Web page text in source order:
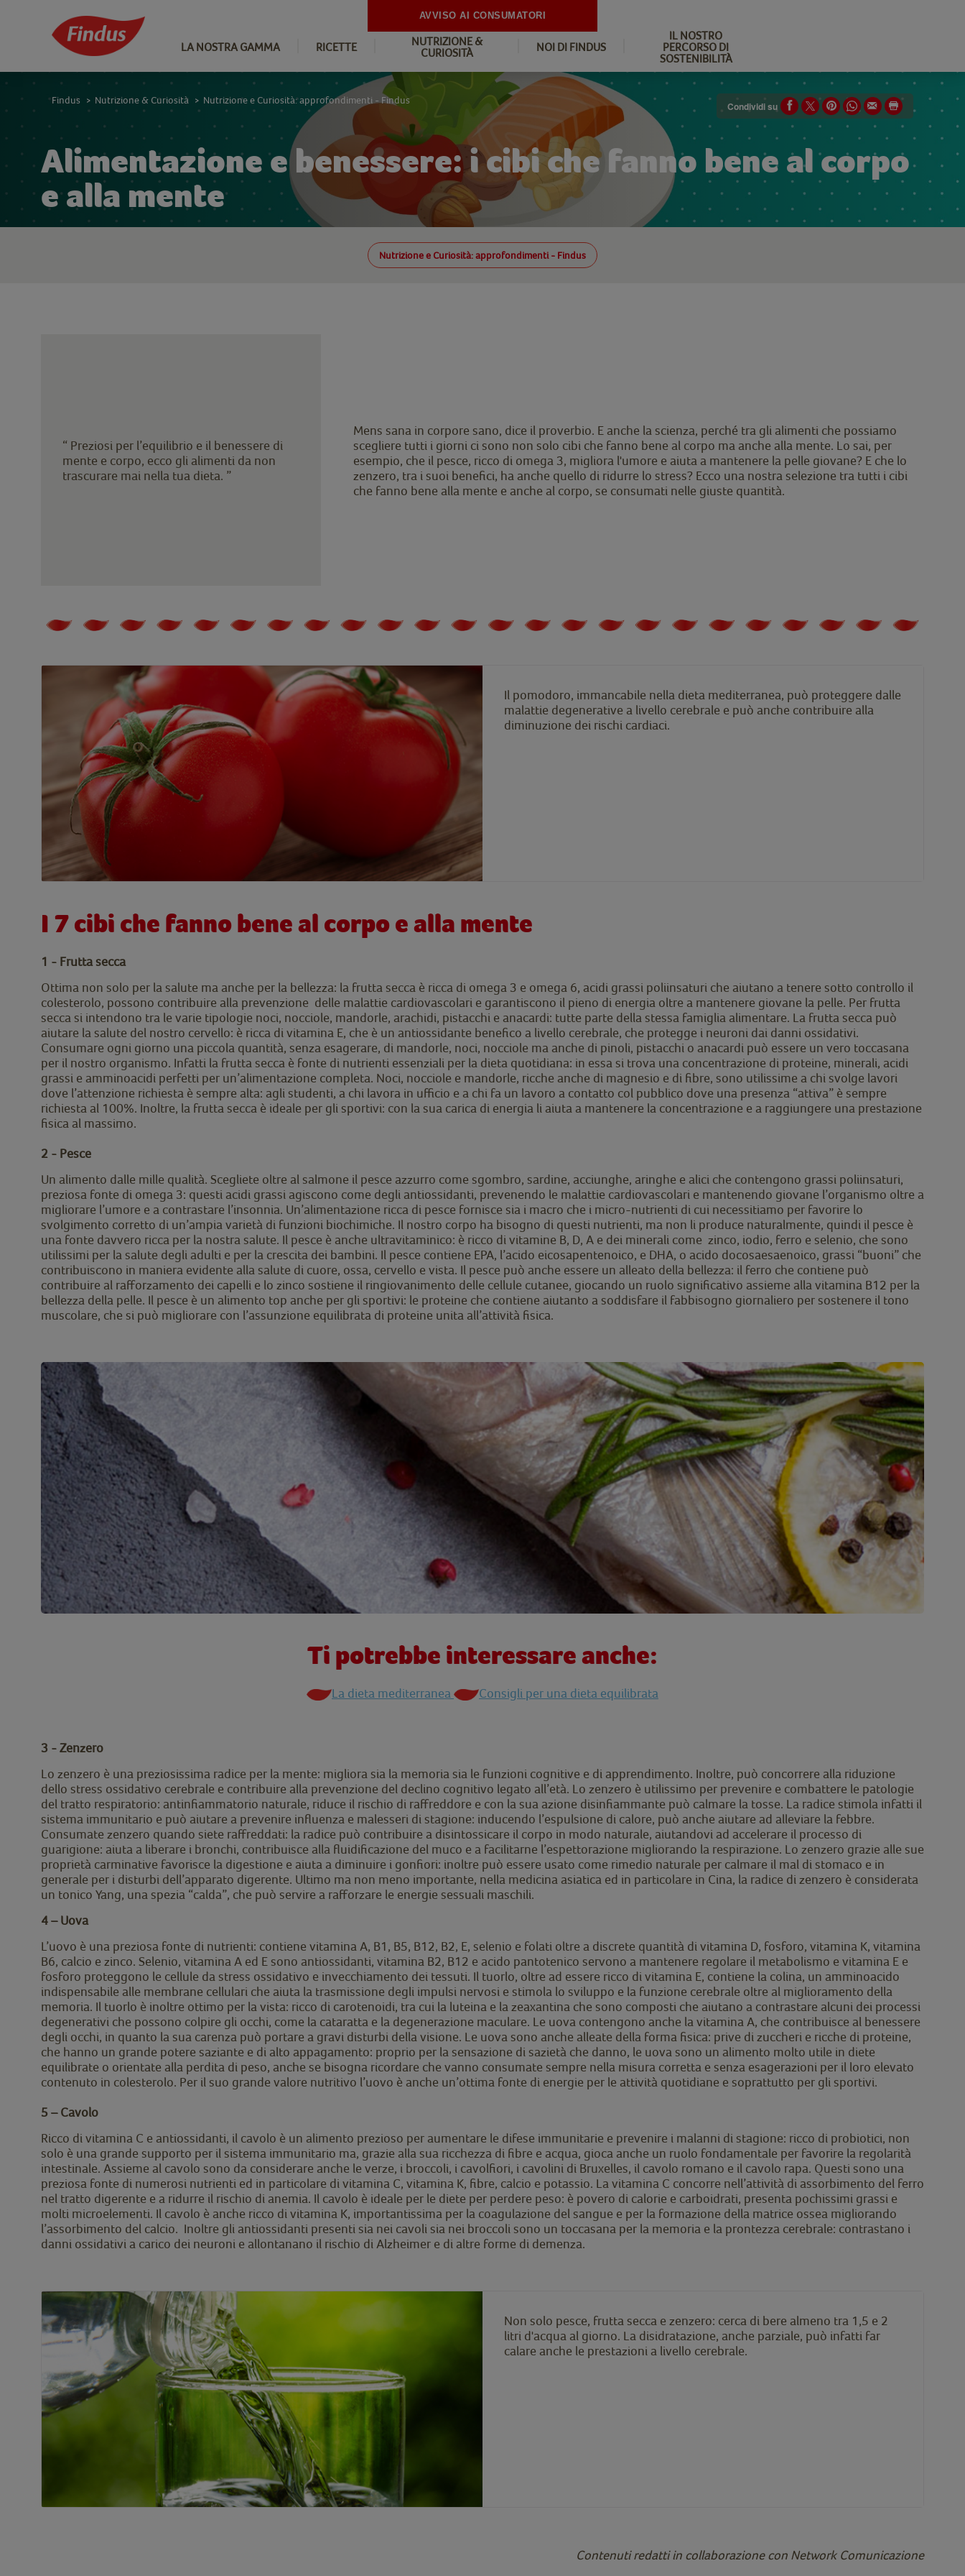
LA NOSTRA GAMMA RICETTE
NUTRIZIONE &
CURIOSITÀ
NOI DI FINDUS
IL NOSTRO
PERCORSO DI
SOSTENIBILITÀ
Alimentazione e benessere: i cibi che fanno bene al corpo
e alla mente
Nutrizione e Curiosità: approfondimenti - Findus
Findus > Nutrizione & Curiosità > Nutrizione e Curiosità: approfondimenti - Findus Condividi su
“ Preziosi per l’equilibrio e il benessere di
mente e corpo, ecco gli alimenti da non
trascurare mai nella tua dieta. ”
Mens sana in corpore sano, dice il proverbio. E anche la scienza, perché tra gli alimenti che possiamo
scegliere tutti i giorni ci sono non solo cibi che fanno bene al corpo ma anche alla mente. Lo sai, per
esempio, che il pesce, ricco di omega 3, migliora l'umore e aiuta a mantenere la pelle giovane? E che lo
zenzero, tra i suoi benefici, ha anche quello di ridurre lo stress? Ecco una nostra selezione tra tutti i cibi
che fanno bene alla mente e anche al corpo, se consumati nelle giuste quantità.
Il pomodoro, immancabile nella dieta mediterranea, può proteggere dalle
malattie degenerative a livello cerebrale e può anche contribuire alla
diminuzione dei rischi cardiaci.
I 7 cibi che fanno bene al corpo e alla mente
1 - Frutta secca
Ottima non solo per la salute ma anche per la bellezza: la frutta secca è ricca di omega 3 e omega 6, acidi grassi poliinsaturi che aiutano a tenere sotto controllo il
colesterolo, possono contribuire alla prevenzione delle malattie cardiovascolari e garantiscono il pieno di energia oltre a mantenere giovane la pelle. Per frutta
secca si intendono tra le varie tipologie noci, nocciole, mandorle, arachidi, pistacchi e anacardi: tutte parte della stessa famiglia alimentare. La frutta secca può
aiutare la salute del nostro cervello: è ricca di vitamina E, che è un antiossidante benefico a livello cerebrale, che protegge i neuroni dai danni ossidativi.
Consumare ogni giorno una piccola quantità, senza esagerare, di mandorle, noci, nocciole ma anche di pinoli, pistacchi o anacardi può essere un vero toccasana
per il nostro organismo. Infatti la frutta secca è fonte di nutrienti essenziali per la dieta quotidiana: in essa si trova una concentrazione di proteine, minerali, acidi
grassi e amminoacidi perfetti per un’alimentazione completa. Noci, nocciole e mandorle, ricche anche di magnesio e di fibre, sono utilissime a chi svolge lavori
dove l’attenzione richiesta è sempre alta: agli studenti, a chi lavora in ufficio e a chi fa un lavoro a contatto col pubblico dove una presenza “attiva” è sempre
richiesta al 100%. Inoltre, la frutta secca è ideale per gli sportivi: con la sua carica di energia li aiuta a mantenere la concentrazione e a raggiungere una prestazione
fisica al massimo.
2 - Pesce
Un alimento dalle mille qualità. Scegliete oltre al salmone il pesce azzurro come sgombro, sardine, acciunghe, aringhe e alici che contengono grassi poliinsaturi,
preziosa fonte di omega 3: questi acidi grassi agiscono come degli antiossidanti, prevenendo le malattie cardiovascolari e mantenendo giovane l’organismo oltre a
migliorare l’umore e a contrastare l’insonnia. Un’alimentazione ricca di pesce fornisce sia i macro che i micro-nutrienti di cui necessitiamo per favorire lo
svolgimento corretto di un’ampia varietà di funzioni biochimiche. Il nostro corpo ha bisogno di questi nutrienti, ma non li produce naturalmente, quindi il pesce è
una fonte davvero ricca per la nostra salute. Il pesce è anche ultravitaminico: è ricco di vitamine B, D, A e dei minerali come zinco, iodio, ferro e selenio, che sono
utilissimi per la salute degli adulti e per la crescita dei bambini. Il pesce contiene EPA, l’acido eicosapentenoico, e DHA, o acido docosaesaenoico, grassi “buoni” che
contribuiscono in maniera evidente alla salute di cuore, ossa, cervello e vista. Il pesce può anche essere un alleato della bellezza: il ferro che contiene può
contribuire al rafforzamento dei capelli e lo zinco sostiene il ringiovanimento delle cellule cutanee, giocando un ruolo significativo assieme alla vitamina B12 per la
bellezza della pelle. Il pesce è un alimento top anche per gli sportivi: le proteine che contiene aiutanto a soddisfare il fabbisogno giornaliero per sostenere il tono
muscolare, che si può migliorare con l’assunzione equilibrata di proteine unita all’attività fisica.
Ti potrebbe interessare anche:
La dieta mediterranea Consigli per una dieta equilibrata
3 - Zenzero
Lo zenzero è una preziosissima radice per la mente: migliora sia la memoria sia le funzioni cognitive e di apprendimento. Inoltre, può concorrere alla riduzione
dello stress ossidativo cerebrale e contribuire alla prevenzione del declino cognitivo legato all’età. Lo zenzero è utilissimo per prevenire e combattere le patologie
del tratto respiratorio: antinfiammatorio naturale, riduce il rischio di raffreddore e con la sua azione disinfiammante può calmare la tosse. La radice stimola infatti il
sistema immunitario e può aiutare a prevenire influenza e malesseri di stagione: inducendo l’espulsione di calore, può anche aiutare ad alleviare la febbre.
Consumate zenzero quando siete raffreddati: la radice può contribuire a disintossicare il corpo in modo naturale, aiutandovi ad accelerare il processo di
guarigione: aiuta a liberare i bronchi, contribuisce alla fluidificazione del muco e a facilitarne l’espettorazione migliorando la respirazione. Lo zenzero grazie alle sue
proprietà carminative favorisce la digestione e aiuta a diminuire i gonfiori: inoltre può essere usato come rimedio naturale per calmare il mal di stomaco e in
generale per i disturbi dell’apparato digerente. Ultimo ma non meno importante, nella medicina asiatica ed in particolare in Cina, la radice di zenzero è considerata
un tonico Yang, una spezia “calda”, che può servire a rafforzare le energie sessuali maschili.
4 – Uova
L’uovo è una preziosa fonte di nutrienti: contiene vitamina A, B1, B5, B12, B2, E, selenio e folati oltre a discrete quantità di vitamina D, fosforo, vitamina K, vitamina
B6, calcio e zinco. Selenio, vitamina A ed E sono antiossidanti, vitamina B2, B12 e acido pantotenico servono a mantenere regolare il metabolismo e vitamina E e
fosforo proteggono le cellule da stress ossidativo e invecchiamento dei tessuti. Il tuorlo, oltre ad essere ricco di vitamina E, contiene la colina, un amminoacido
indispensabile alle membrane cellulari che aiuta la trasmissione degli impulsi nervosi e stimola lo sviluppo e la funzione cerebrale oltre al miglioramento della
memoria. Il tuorlo è inoltre ottimo per la vista: ricco di carotenoidi, tra cui la luteina e la zeaxantina che sono composti che aiutano a contrastare alcuni dei processi
degenerativi che possono colpire gli occhi, come la cataratta e la degenerazione maculare. Le uova contengono anche la vitamina A, che contribuisce al benessere
degli occhi, in quanto la sua carenza può portare a gravi disturbi della visione. Le uova sono anche alleate della forma fisica: prive di zuccheri e ricche di proteine,
che hanno un grande potere saziante e di alto appagamento: proprio per la sensazione di sazietà che danno, le uova sono un alimento molto utile in diete
equilibrate o orientate alla perdita di peso, anche se bisogna ricordare che vanno consumate sempre nella misura corretta e senza esagerazioni per il loro elevato
contenuto in colesterolo. Per il suo grande valore nutritivo l’uovo è anche un’ottima fonte di energie per le attività quotidiane e soprattutto per gli sportivi.
5 – Cavolo
Ricco di vitamina C e antiossidanti, il cavolo è un alimento prezioso per aumentare le difese immunitarie e prevenire i malanni di stagione: ricco di probiotici, non
solo è una grande supporto per il sistema immunitario ma, grazie alla sua ricchezza di fibre e acqua, gioca anche un ruolo fondamentale per favorire la regolarità
intestinale. Assieme al cavolo sono da considerare anche le verze, i broccoli, i cavolfiori, i cavolini di Bruxelles, il cavolo romano e il cavolo rapa. Questi sono una
preziosa fonte di numerosi nutrienti ed in particolare di vitamina C, vitamina K, fibre, calcio e potassio. La vitamina C concorre nell’attività di assorbimento del ferro
nel tratto digerente e a ridurre il rischio di anemia. Il cavolo è ideale per le diete per perdere peso: è povero di calorie e carboidrati, presenta pochissimi grassi e
molti microelementi. Il cavolo è anche ricco di vitamina K, importantissima per la coagulazione del sangue e per la formazione della matrice ossea migliorando
l’assorbimento del calcio. Inoltre gli antiossidanti presenti sia nei cavoli sia nei broccoli sono un toccasana per la memoria e la prontezza cerebrale: contrastano i
danni ossidativi a carico dei neuroni e allontanano il rischio di Alzheimer e di altre forme di demenza.
Non solo pesce, frutta secca e zenzero: cerca di bere almeno tra 1,5 e 2
litri d'acqua al giorno. La disidratazione, anche parziale, può infatti far
calare anche le prestazioni a livello cerebrale.
Contenuti redatti in collaborazione con Network Comunicazione
AVVISO AI CONSUMATORI